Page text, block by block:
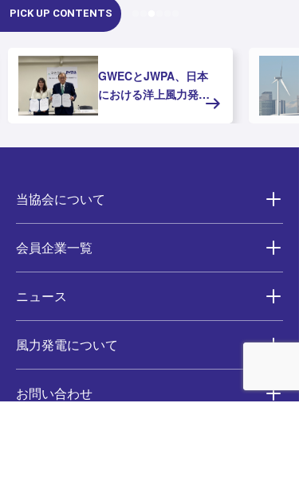
PICK UP CONTENTS
GWECとJWPA、日本
における洋上風力発電
当協会について
会員企業一覧
ニュース
風力発電について
お問い合わせ